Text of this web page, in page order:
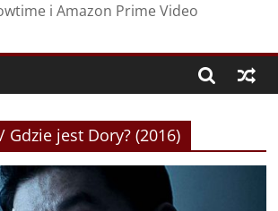
i Amazon Prime Video
Gdzie jest Dory? (2016)